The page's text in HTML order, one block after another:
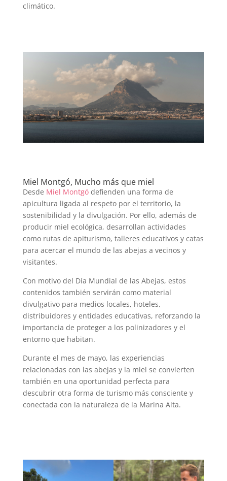
climático.
Miel Montgó, Mucho más que miel
Desde Miel Montgódefienden una forma de
apicultura ligada al respeto por el territorio, la
sostenibilidad y la divulgación. Por ello, además de
producir miel ecológica, desarrollan actividades
como rutas de apiturismo, talleres educativos y catas
para acercar el mundo de las abejas a vecinos y
visitantes.
Con motivo del Día Mundial de las Abejas, estos
contenidos también servirán como material
divulgativo para medios locales, hoteles,
distribuidores y entidades educativas, reforzando la
importancia de proteger a los polinizadores y el
entorno que habitan.
Durante el mes de mayo, las experiencias
relacionadas con las abejas y la miel se convierten
también en una oportunidad perfecta para
descubrir otra forma de turismo más consciente y
conectada con la naturaleza de la Marina Alta.